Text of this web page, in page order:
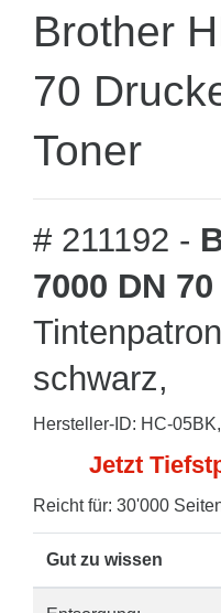
Brother
70
Toner
# 211192 -
7000 DN 70
schwarz,
Hersteller-ID: HC-
Jetzt
Reicht für: 30'000
Gut zu wissen